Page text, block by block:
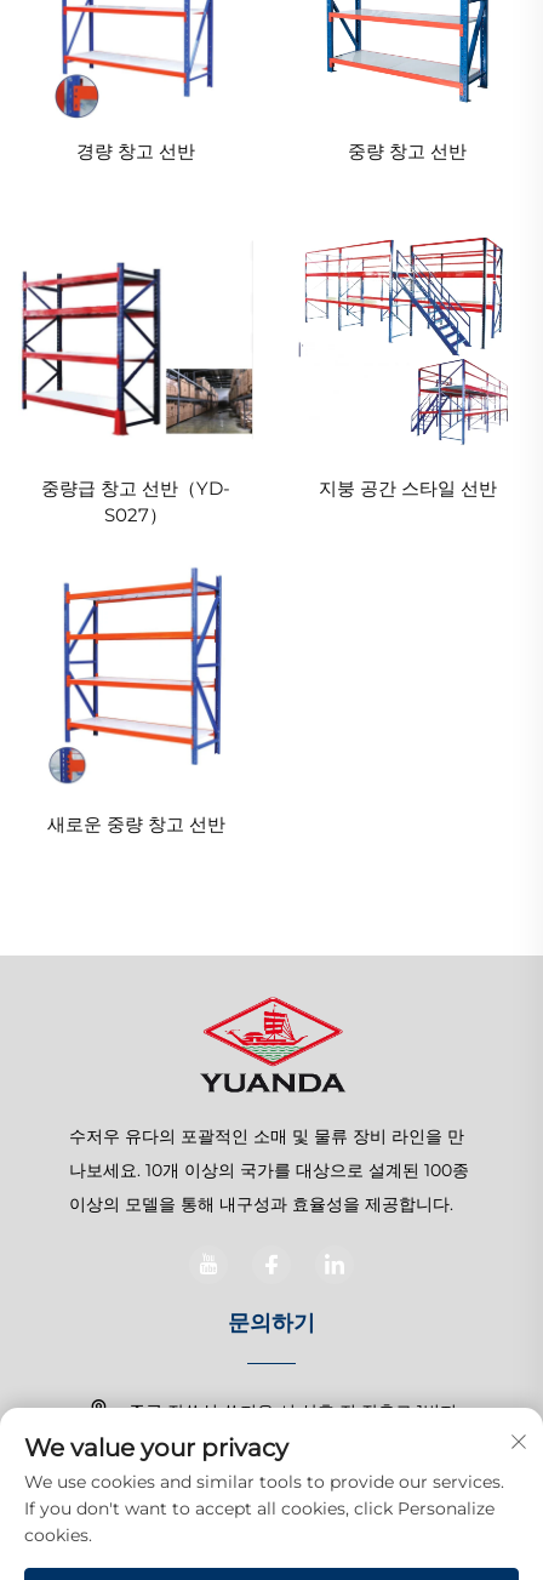
경량 창고 선반 중량 창고 선반
중량급 창고 선반（YD-
S027）
지붕 공간 스타일 선반
새로운 중량 창고 선반
수저우 유다의 포괄적인 소매 및 물류 장비 라인을 만
나보세요. 10개 이상의 국가를 대상으로 설계된 100종
이상의 모델을 통해 내구성과 효율성을 제공합니다.
문의하기
중국 장쑤성 쑤저우 시 상후 진 장춘로 1번지
+86-15150179453
[email protected]
We value your privacy
We use cookies and similar tools to provide our services.
If you don't want to accept all cookies, click Personalize
cookies.